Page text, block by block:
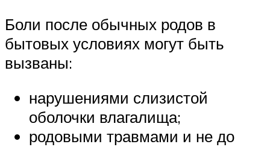
Боли после обычных родов в
бытовых условиях могут быть
вызваны:
нарушениями слизистой
оболочки влагалища;
родовыми травмами и не до